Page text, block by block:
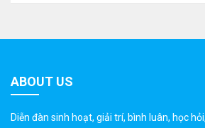
ABOUT US
Diễn đàn sinh hoạt, giải trí, bình luân, học